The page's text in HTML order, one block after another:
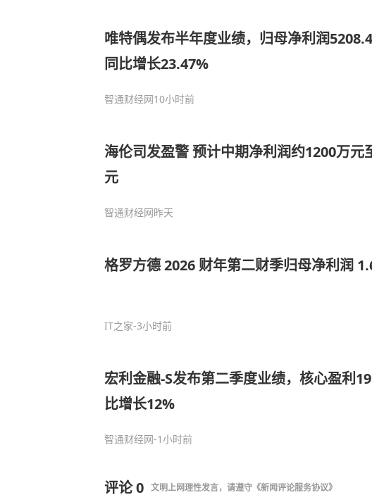
唯特偶发布半年度业绩，归母净利润
同比增长23.47%
智通财经网10小时前
海伦司发盈警 预计中期净利润约1200万元
元
智通财经网昨天
格罗方德 2026 财年第二财季归母净利润
IT之家-3小时前
宏利金融-S发布第二季度业绩，核心盈利
比增长12%
智通财经网-1小时前
评论0 文明上网理性发言，请遵守 《新闻评论服务协议》